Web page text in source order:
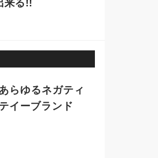
来る!!
らゆるネガティ
イーブランド